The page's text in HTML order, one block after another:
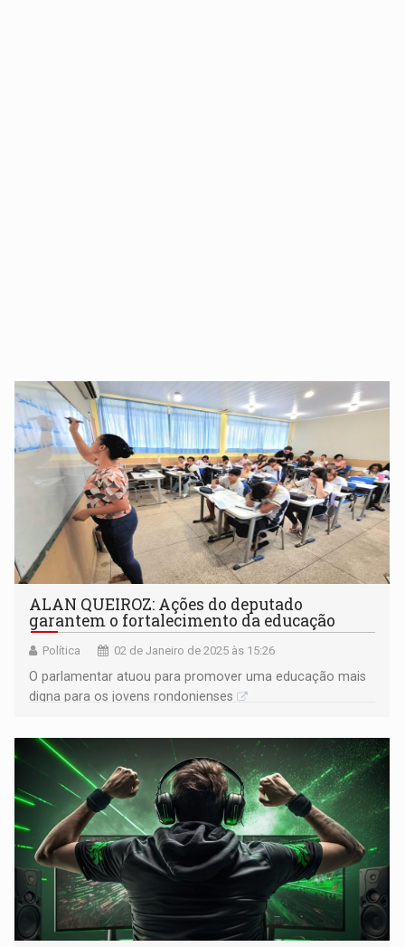
ALAN QUEIROZ: Ações do deputado
garantem o fortalecimento da educação
Política 02 de Janeiro de 2025 às 15:26
O parlamentar atuou para promover uma educação mais
digna para os jovens rondonienses